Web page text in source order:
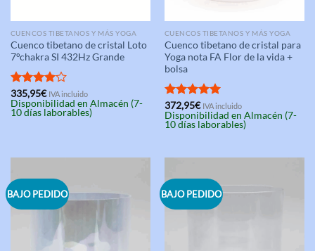
CUENCOS TIBETANOS Y MÁS YOGA
Cuenco tibetano de cristal Loto
7°chakra SI 432Hz Grande
Valorado
con4.00
de 5
335,95€ IVA incluido
Disponibilidad en Almacén (7-
10 días laborables)
CUENCOS TIBETANOS Y MÁS YOGA
Cuenco tibetano de cristal para
Yoga nota FA Flor de la vida +
bolsa
Valorado
con5.00
de 5
372,95€ IVA incluido
Disponibilidad en Almacén (7-
10 días laborables)
BAJO PEDIDO BAJO PEDIDO